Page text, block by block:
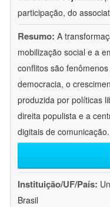
participação, do
Resumo: A
mobilização social e a
conflitos são
democracia, o
produzida por políticas
direita populista e a
digitais de
Instituição/UF/País:
Brasil